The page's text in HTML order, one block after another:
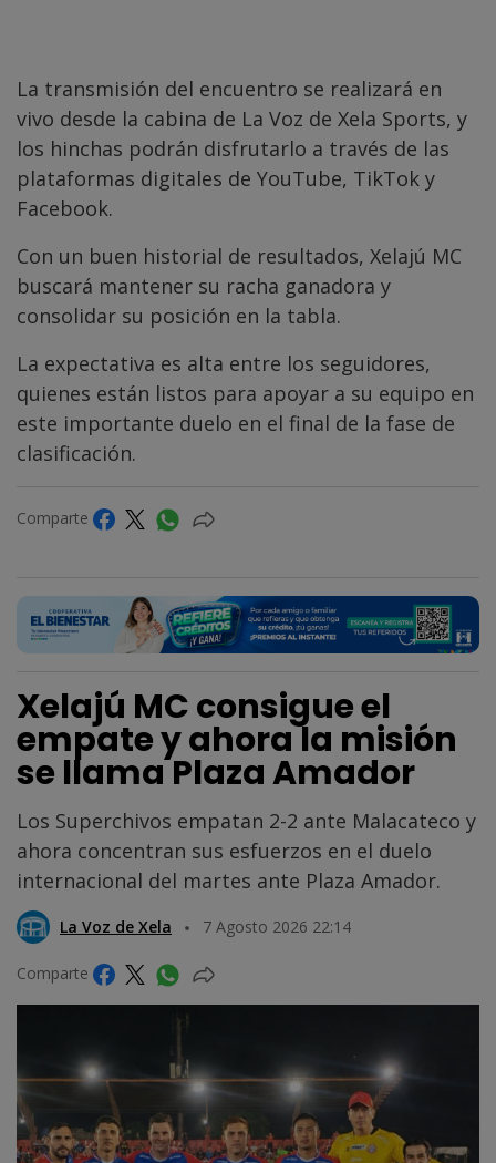
La transmisión del encuentro se realizará en
vivo desde la cabina de La Voz de Xela Sports, y
los hinchas podrán disfrutarlo a través de las
plataformas digitales de YouTube, TikTok y
Facebook.
Con un buen historial de resultados, Xelajú MC
buscará mantener su racha ganadora y
consolidar su posición en la tabla.
La expectativa es alta entre los seguidores,
quienes están listos para apoyar a su equipo en
este importante duelo en el final de la fase de
clasificación.
Comparte
Xelajú MC consigue el
empate y ahora la misión
se llama Plaza Amador
Los Superchivos empatan 2-2 ante Malacateco y
ahora concentran sus esfuerzos en el duelo
internacional del martes ante Plaza Amador.
La Voz de Xela 7 Agosto 2026 22:14
Comparte